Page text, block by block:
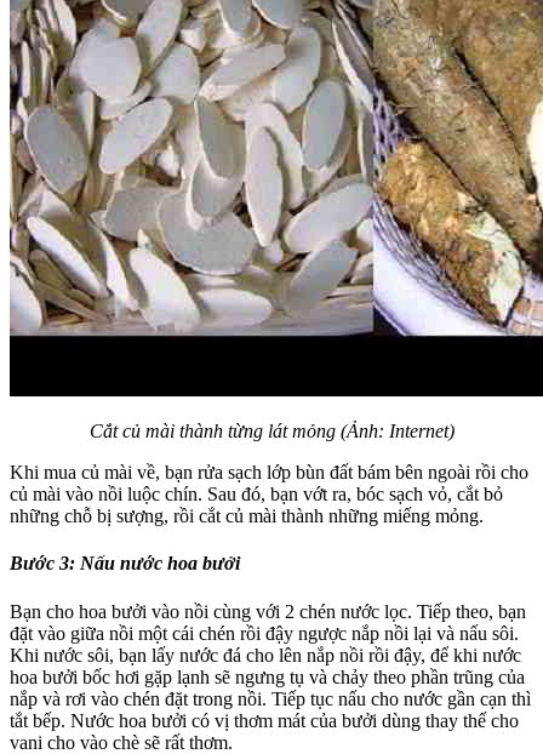
Cắt củ mài thành từng lát mỏng (Ảnh: Internet)
Khi mua củ mài về, bạn rửa sạch lớp bùn đất bám bên ngoài rồi cho
củ mài vào nồi luộc chín. Sau đó, bạn vớt ra, bóc sạch vỏ, cắt bỏ
những chỗ bị sượng, rồi cắt củ mài thành những miếng mỏng.
Bước 3: Nấu nước hoa bưởi
Bạn cho hoa bưởi vào nồi cùng với 2 chén nước lọc. Tiếp theo, bạn
đặt vào giữa nồi một cái chén rồi đậy ngược nắp nồi lại và nấu sôi.
Khi nước sôi, bạn lấy nước đá cho lên nắp nồi rồi đậy, để khi nước
hoa bưởi bốc hơi gặp lạnh sẽ ngưng tụ và chảy theo phần trũng của
nắp và rơi vào chén đặt trong nồi. Tiếp tục nấu cho nước gần cạn thì
tắt bếp. Nước hoa bưởi có vị thơm mát của bưởi dùng thay thế cho
vani cho vào chè sẽ rất thơm.